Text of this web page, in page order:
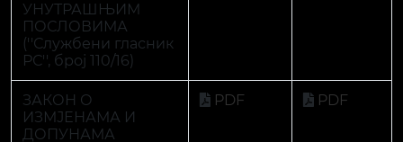
ЗАКОН О ДОПУНИ
ЗАКОНА О
ПОЛИЦИЈИ И
УНУТРАШЊИМ
ПОСЛОВИМА
(''Службени Гласник
РС'', број 82/19)